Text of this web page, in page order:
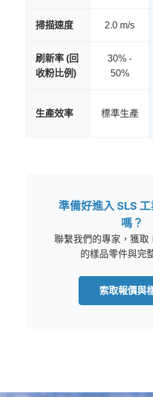
掃描速度 2.0 m/s
刷新率 (回
收粉比例)
30% -
50%
生產效率 標準生產
準備好進入 SLS
嗎？
聯繫我們的專家，獲
的樣品零件與完
索取報價與